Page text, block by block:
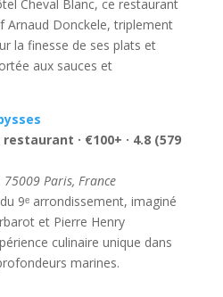
Cheval Blanc, ce restaurant
Arnaud Donckele, triplement
la finesse de ses plats et
aux sauces et
· €100+ · 4.8 (579
75009 Paris, France
9ᵉ arrondissement, imaginé
et Pierre Henry
culinaire unique dans
marines.